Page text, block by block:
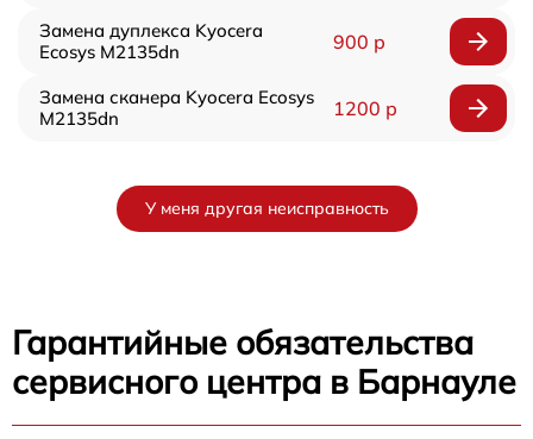
Замена дуплекса Kyocera
Ecosys M2135dn
900 р
Замена сканера Kyocera Ecosys
M2135dn
1200 р
У меня другая неисправность
Гарантийные обязательства
сервисного центра в Барнауле